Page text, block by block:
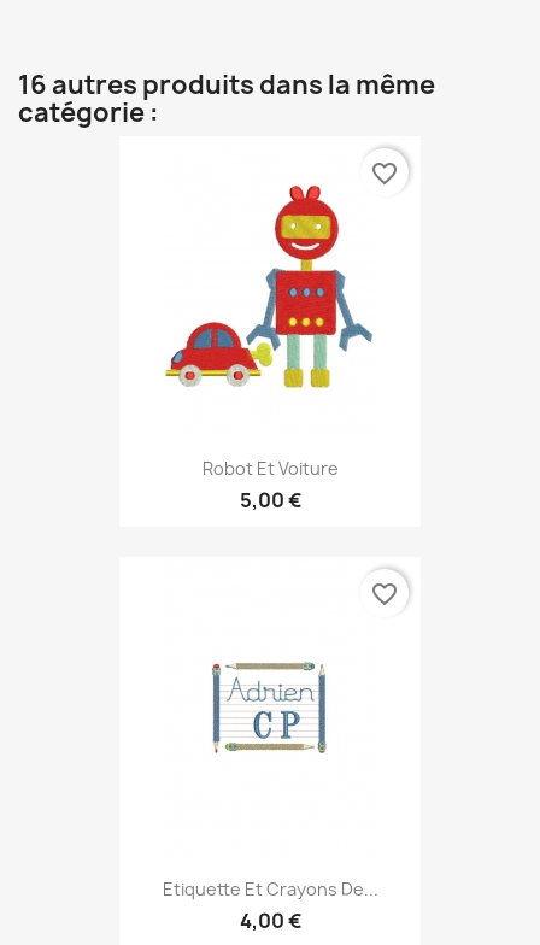
16 autres produits dans la même
catégorie :
Robot Et Voiture
5,00 €
favorite_border
Etiquette Et Crayons De...
4,00 €
favorite_border